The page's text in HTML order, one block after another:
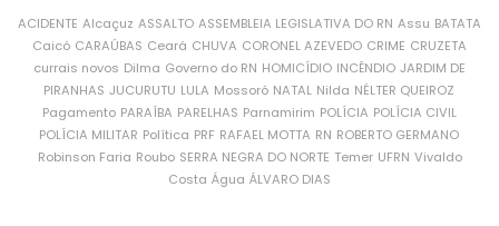
ACIDENTE Alcaçuz ASSALTO ASSEMBLEIA LEGISLATIVA DO RN Assu BATATA
Caicó CARAÚBAS Ceará CHUVA CORONEL AZEVEDO CRIME CRUZETA
currais novos Dilma Governo do RN HOMICÍDIO INCÊNDIO JARDIM DE
PIRANHAS JUCURUTU LULA Mossoró NATAL Nilda NÉLTER QUEIROZ
Pagamento PARAÍBA PARELHAS Parnamirim POLÍCIA POLÍCIA CIVIL
POLÍCIA MILITAR Política PRF RAFAEL MOTTA RN ROBERTO GERMANO
Robinson Faria Roubo SERRA NEGRA DO NORTE Temer UFRN Vivaldo
Costa Água ÁLVARO DIAS